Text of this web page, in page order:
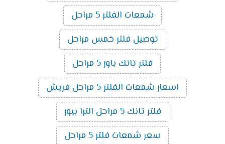
شمعات الفلتر 5 مراحل
توصيل فلتر خمس مراحل
فلتر تانك باور 5 مراحل
اسعار شمعات الفلتر 5 مراحل فريش
فلتر تانك 5 مراحل الترا بيور
سعر شمعات فلتر 5 مراحل